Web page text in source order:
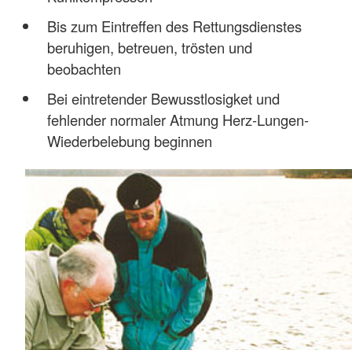
Bis zum Eintreffen des Rettungsdienstes
beruhigen, betreuen, trösten und
beobachten
Bei eintretender Bewusstlosigket und
fehlender normaler Atmung Herz-Lungen-
Wiederbelebung beginnen